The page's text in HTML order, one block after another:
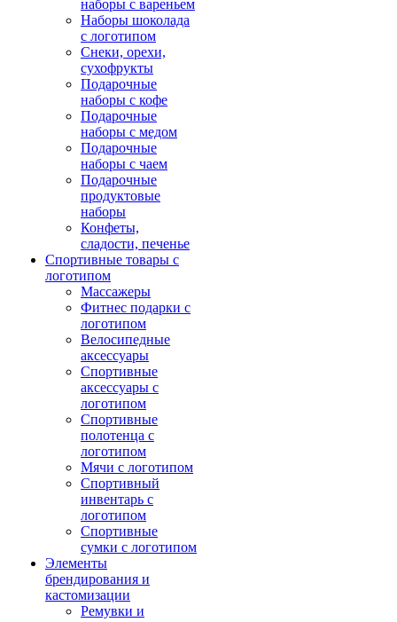
наборы с вареньем
Наборы шоколада
с логотипом
Снеки, орехи,
сухофрукты
Подарочные
наборы с кофе
Подарочные
наборы с медом
Подарочные
наборы с чаем
Подарочные
продуктовые
наборы
Конфеты,
сладости, печенье
Спортивные товары с
логотипом
Массажеры
Фитнес подарки с
логотипом
Велосипедные
аксессуары
Спортивные
аксессуары с
логотипом
Спортивные
полотенца с
логотипом
Мячи с логотипом
Спортивный
инвентарь с
логотипом
Спортивные
сумки с логотипом
Элементы
брендирования и
кастомизации
Ремувки и